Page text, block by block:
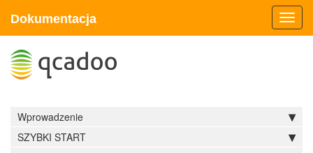
Dokumentacja
Wprowadzenie
SZYBKI START